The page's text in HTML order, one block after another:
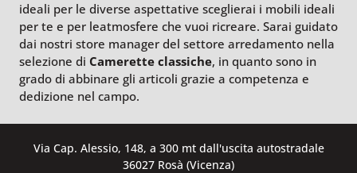
ideali per le diverse aspettative sceglierai i mobili ideali
per te e per leatmosfere che vuoi ricreare. Sarai guidato
dai nostri store manager del settore arredamento nella
selezione di Camerette classiche, in quanto sono in
grado di abbinare gli articoli grazie a competenza e
dedizione nel campo.
Via Cap. Alessio, 148, a 300 mt dall'uscita autostradale
36027 Rosà (Vicenza)